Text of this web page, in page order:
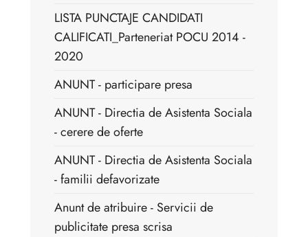
LISTA PUNCTAJE CANDIDATI
CALIFICATI_Parteneriat POCU 2014 -
2020
ANUNT - participare presa
ANUNT - Directia de Asistenta Sociala
- cerere de oferte
ANUNT - Directia de Asistenta Sociala
- familii defavorizate
Anunt de atribuire - Servicii de
publicitate presa scrisa